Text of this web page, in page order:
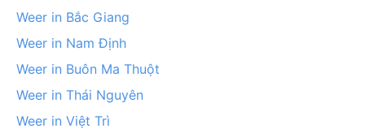
Weer in Bắc Giang
Weer in Nam Định
Weer in Buôn Ma Thuột
Weer in Thái Nguyên
Weer in Việt Trì